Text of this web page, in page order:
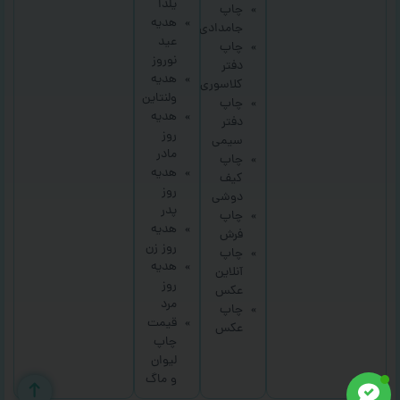
چاپ
جامدادی
چاپ
دفتر
کلاسوری
چاپ
دفتر
سیمی
چاپ
کیف
دوشی
چاپ
فرش
چاپ
آنلاین
عکس
چاپ
عکس
یلدا
هدیه
عید
نوروز
هدیه
ولنتاین
هدیه
روز
مادر
هدیه
روز
پدر
هدیه
روز زن
هدیه
روز
مرد
قیمت
چاپ
لیوان
و ماگ